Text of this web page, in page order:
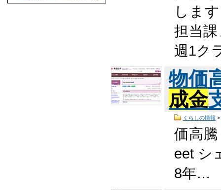
しま
担当
週1ク
物価
成金
くらしの情報 >
価高
eet シ
8年…